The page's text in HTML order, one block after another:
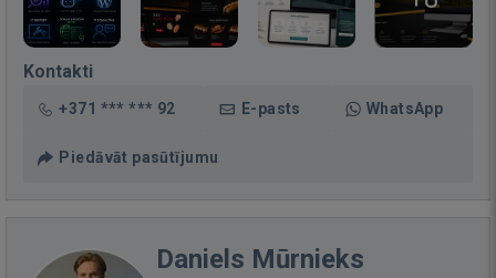
Kontakti
+371 *** *** 92 E-pasts WhatsApp
Piedāvāt pasūtījumu
Daniels Mūrnieks